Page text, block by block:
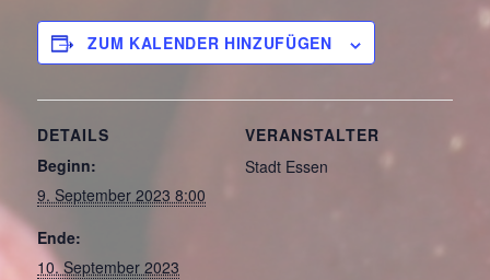
ZUM KALENDER HINZUFÜGEN
DETAILS
Beginn:
9. September 2023 8:00
Ende:
10. September 2023
VERANSTALTER
Stadt Essen